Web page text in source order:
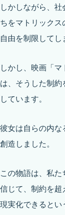
しかしながら、
ちをマトリック
自由を制限してし
しかし、映画「
は、そうした制
しています。
彼女は自らの内
創造しました。
この物語は、私
信じて、制約を
現実化できるとい